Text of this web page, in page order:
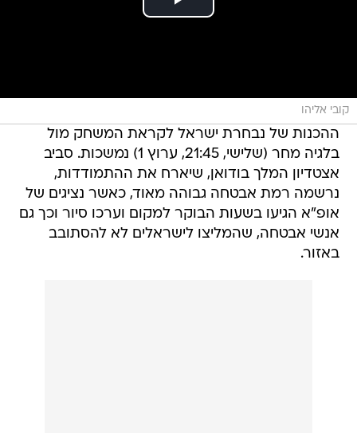
קובי אליהו
ההכנות של נבחרת ישראל לקראת המשחק מול
בלגיה מחר (שלישי, 21:45, ערוץ 1) נמשכות. סביב
אצטדיון המלך בודואן, שיארח את ההתמודדות,
נרשמה רמת אבטחה גבוהה מאוד, כאשר נציגים של
אופ"א הגיעו בשעות הבוקר למקום וערכו סיור וכך גם
אנשי אבטחה, שהמליצו לישראלים לא להסתובב
באזור.